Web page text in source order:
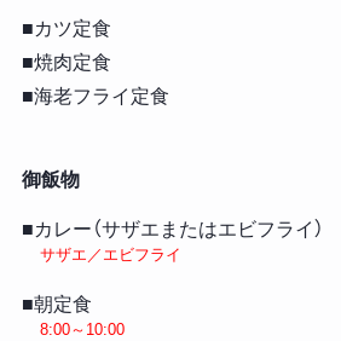
■カツ定食
■焼肉定食
■海老フライ定食
御飯物
■カレー（サザエまたはエビフライ）
サザエ／エビフライ
■朝定食
8:00～10:00